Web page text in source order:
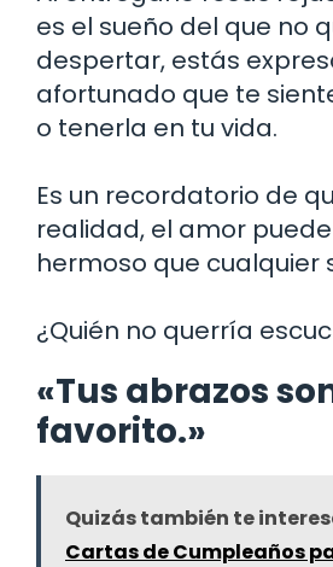
es el sueño del que no
despertar, estás
afortunado que te
o tenerla en tu vida.
Es un recordatorio de
realidad, el amor
hermoso que cualquier
¿Quién no querría
«Tus abrazos
favorito.»
Quizás también te
Cartas de Cumpleaños